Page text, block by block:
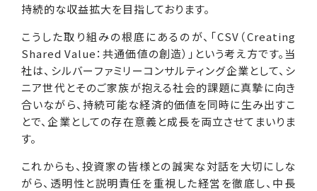
持続的な収益拡大を目指しております。
こうした取り組みの根底にあるのが、「CSV（Creating
Shared Value：共通価値の創造）」という考え方です。当
社は、シルバーファミリーコンサルティング企業として、シ
ニア世代とそのご家族が抱える社会的課題に真摯に向き
合いながら、持続可能な経済的価値を同時に生み出すこ
とで、企業としての存在意義と成長を両立させてまいりま
す。
これからも、投資家の皆様との誠実な対話を大切にしな
がら、透明性と説明責任を重視した経営を徹底し、中長